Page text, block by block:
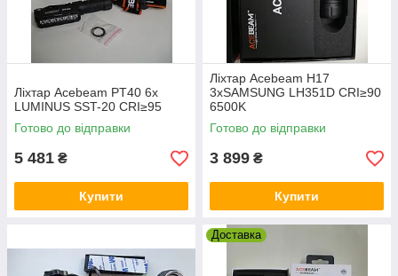
Ліхтар Acebeam PT40 6x
LUMINUS SST-20 CRI≥95
Готово до відправки
5 481 ₴
Купити
Ліхтар Acebeam H17
3xSAMSUNG LH351D CRI≥90
6500K
Готово до відправки
3 899 ₴
Купити
Доставка